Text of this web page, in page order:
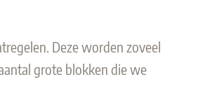
Deze worden zoveel
grote blokken die we